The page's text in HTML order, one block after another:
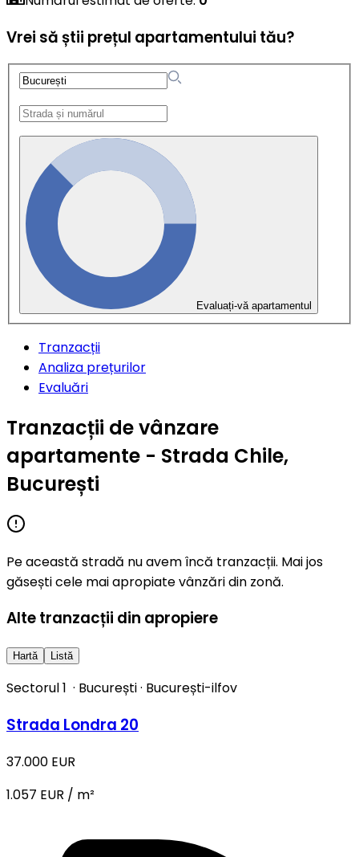
Vrei să știi prețul apartamentului tău?
Evaluați-vă apartamentul
Tranzacții
Analiza prețurilor
Evaluări
Tranzacții de vânzare
apartamente - Strada Chile,
București
Pe această stradă nu avem încă tranzacții. Mai jos
găsești cele mai apropiate vânzări din zonă.
Alte tranzacții din apropiere
Hartă Listă
Sectorul 1 · București· București-ilfov
Strada Londra 20
37.000 EUR
1.057 EUR / m²